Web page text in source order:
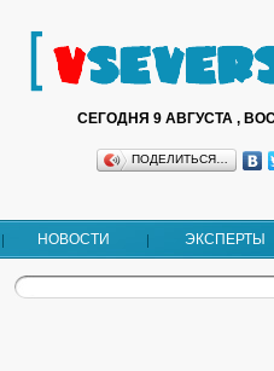
СЕГОДНЯ 9 АВГУСТА ,
ПОДЕЛИТЬСЯ…
НОВОСТИ ЭКСПЕРТЫ